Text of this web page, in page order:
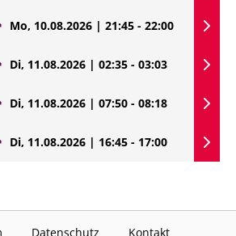
Mo, 10.08.2026 | 21:45 - 22:00
Di, 11.08.2026 | 02:35 - 03:03
Di, 11.08.2026 | 07:50 - 08:18
Di, 11.08.2026 | 16:45 - 17:00
Datenschutz Kontakt